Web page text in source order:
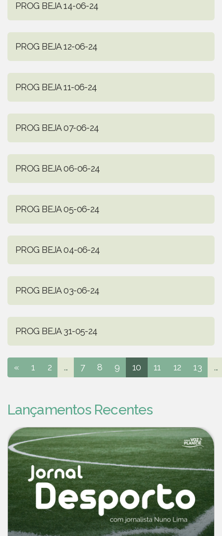
PROG BEJA 14-06-24
PROG BEJA 12-06-24
PROG BEJA 11-06-24
PROG BEJA 07-06-24
PROG BEJA 06-06-24
PROG BEJA 05-06-24
PROG BEJA 04-06-24
PROG BEJA 03-06-24
PROG BEJA 31-05-24
« 1 2 ... 7 8 9 10 11 12 13 ...
Lançamentos Recentes